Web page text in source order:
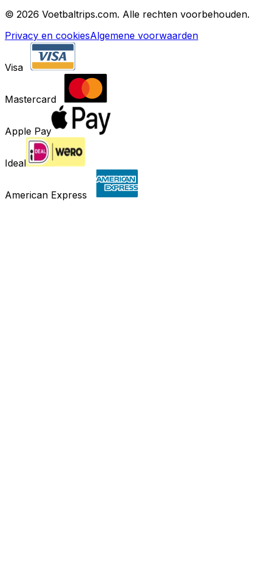
© 2026 Voetbaltrips.com. Alle rechten voorbehouden.
Privacy en cookiesAlgemene voorwaarden
Visa
Mastercard
Apple Pay
Ideal
American Express